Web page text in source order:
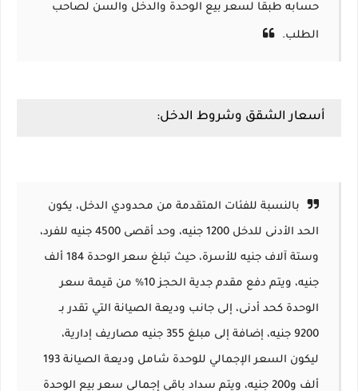
حسابه طبقا لسعر بيع الوحدة والدخل والسن لصاحب
الطلب.
أسعار الشقق وشروط الدخل:
بالنسبة للفئات المتقدمة من محدودي الدخل، يكون
الحد الأدنى للدخل 1200 جنيه، وحد أقصى 4500 جنيه للفرد،
وستة آلاف جنيه للأسرة، حيث تبلغ سعر الوحدة 184 ألف
جنيه، ويتم دفع مقدم جدية الحجز 10% من قيمة سعر
الوحدة كحد أدنى، إلى جانب وديعة الصيانة التي تقدر بـ
9200 جنيه، إضافة إلى مبلغ 355 جنيه مصاريف إدارية،
ليكون السعر الإجمالي للوحدة شامل وديعة الصيانة 193
ألف و200 جنيه، ويتم سداد باقي إجمالي سعر بيع الوحدة